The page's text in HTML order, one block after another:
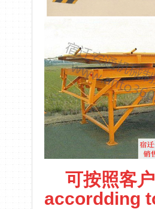
可按照客
accordding